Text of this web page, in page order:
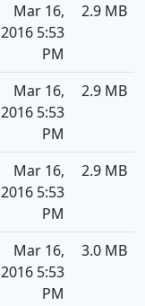
Mar 16,
2016 5:53
PM
2.9 MB
Mar 16,
2016 5:53
PM
2.9 MB
Mar 16,
2016 5:53
PM
2.9 MB
Mar 16,
2016 5:53
PM
3.0 MB